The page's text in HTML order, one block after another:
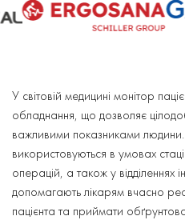
У світовій медицині монітор
обладнання, що дозволяє
важливими показниками людини.
використовуються в умовах
операцій, а також у відділеннях
допомагають лікарям вчасно
пацієнта та приймати